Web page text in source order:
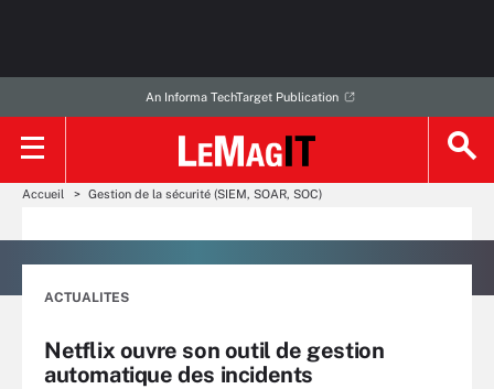
An Informa TechTarget Publication
Accueil Gestion de la sécurité (SIEM, SOAR, SOC)
ACTUALITES
Netflix ouvre son outil de gestion
automatique des incidents